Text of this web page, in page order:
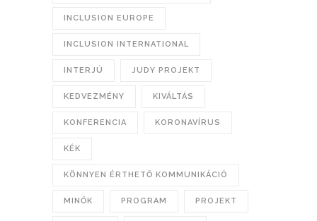
INCLUSION EUROPE
INCLUSION INTERNATIONAL
INTERJÚ JUDY PROJEKT
KEDVEZMÉNY KIVÁLTÁS
KONFERENCIA KORONAVÍRUS
KÉK
KÖNNYEN ÉRTHETŐ KOMMUNIKÁCIÓ
MINŐK PROGRAM PROJEKT